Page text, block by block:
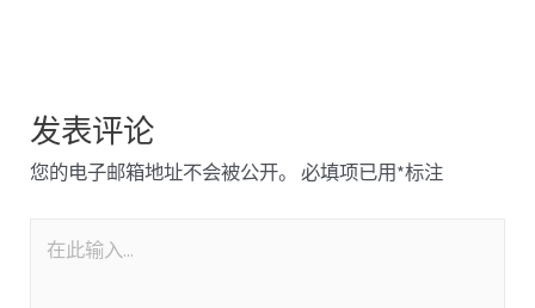
发表评论
您的电子邮箱地址不会被公开。 必填项已用*标注